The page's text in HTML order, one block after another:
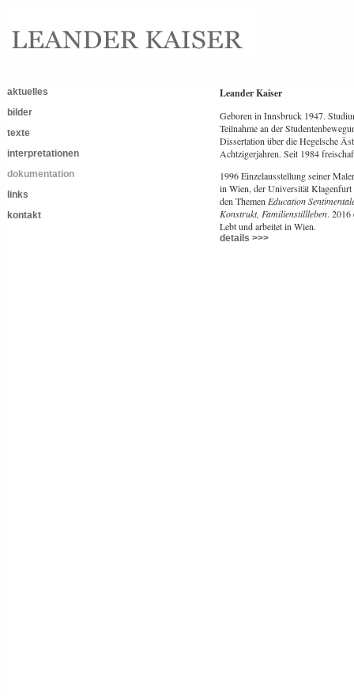
aktuelles
bilder
texte
interpretationen
dokumentation
links
kontakt
Leander Kaiser
Geboren in Innsbruck 1947.
Teilnahme an der
Dissertation über die Hegelsche
Achtzigerjahren. Seit 1984
1996 Einzelausstellung seiner
in Wien, der Universität
den Themen Education
Konstrukt, Familienstillleben. 2016
Lebt und arbeitet in Wien.
details >>>